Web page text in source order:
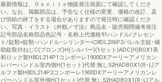
最新情報は、Ｏｓｎｉｔｅ物販発注画面にて確認してくださ
い。なお、掲載部品は、予告なく仕様の変更、価格の改訂、及
び供給の終了をする場合がありますので発注時に確認くださ
い。写真・イラスト（外観／寸法）商品名・販売期間備考発注
記号部品名称部品色記号・名称上代価格91ハンドル/クレセン
ト/錠類<錠類･ハンドル･シリンダー>□8DL206P2パレル主錠･補
助錠取付ねじC(ブロンズ)H(シルバー)(1セット)ADC(H)BOX1美
和ロック製H8DL214P1コンポーレ1900DXアーリーアメリカン
レバーハンドル室内側H(1セット)代替:無し52HADBOX1(R･L)ア
ルファ製H8DL214P2コンポーレ1900DXアーリーアメリカンレ
バーハンドル室外側H(1セット)代替:無し52HADBOX1(R･L)アル